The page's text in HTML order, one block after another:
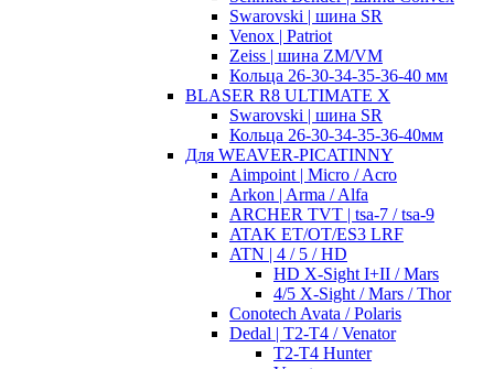
Swarovski | шина SR
Venox | Patriot
Zeiss | шина ZM/VM
Кольца 26-30-34-35-36-40 мм
BLASER R8 ULTIMATE X
Swarovski | шина SR
Кольца 26-30-34-35-36-40мм
Для WEAVER-PICATINNY
Aimpoint | Micro / Acro
Arkon | Arma / Alfa
ARCHER TVT | tsa-7 / tsa-9
ATAK ET/OT/ES3 LRF
ATN | 4 / 5 / HD
HD X-Sight I+II / Mars
4/5 X-Sight / Mars / Thor
Conotech Avata / Polaris
Dedal | T2-T4 / Venator
T2-T4 Hunter